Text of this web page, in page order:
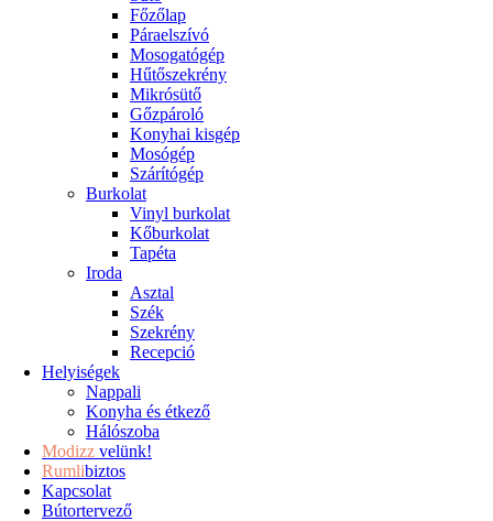
Főzőlap
Páraelszívó
Mosogatógép
Hűtőszekrény
Mikrósütő
Gőzpároló
Konyhai kisgép
Mosógép
Szárítógép
Burkolat
Vinyl burkolat
Kőburkolat
Tapéta
Iroda
Asztal
Szék
Szekrény
Recepció
Helyiségek
Nappali
Konyha és étkező
Hálószoba
Modizz velünk!
Rumlibiztos
Kapcsolat
Bútortervező